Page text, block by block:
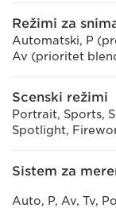
Režimi za
Automatski, P
Av (prioritet
Scenski režimi
Portrait, Sports,
Spotlight,
Sistem za
Auto, P, Av, Tv,